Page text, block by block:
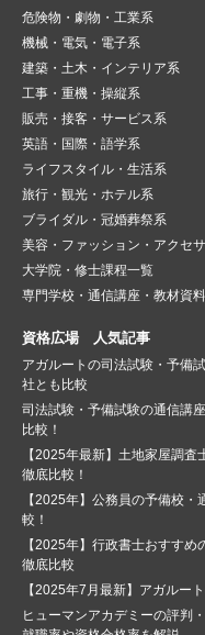
危険物・劇物・工業系
機械・電気・電子系
建築・土木・インテリア系
工事・重機・操縦系
販売・接客・サービス系
英語・国際・語学系
ライフスタイル・生活系
旅行・観光・ホテル系
ブライダル・冠婚葬祭系
美容・ファッション・アクセ
大学院・修士課程一覧
専門学校・通信講座・教材資
資格広場 人気記事
アガルートの司法試験・予備
社とも比較
司法試験・予備試験の通信講
比較！
【2025年最新】土地家屋調
徹底比較！
【2025年】公務員の予備校
較！
【2025年】行政書士おすす
徹底比較
【2025年7月最新】アガルー
ヒューマンアカデミーの評判